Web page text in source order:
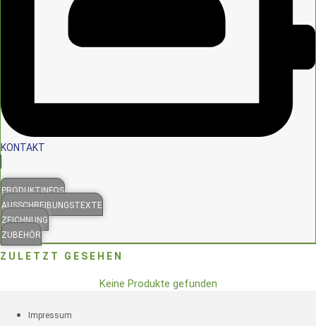
KONTAKT
PRODUKTINFOS
AUSSCHREIBUNGSTEXTE
ZEICHNUNG
ZUBEHÖR
ZULETZT GESEHEN
Keine Produkte gefunden
Impressum